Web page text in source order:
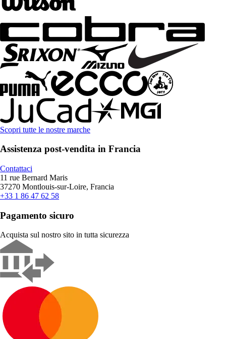
Scopri tutte le nostre marche
Assistenza post-vendita in Francia
Contattaci
11 rue Bernard Maris
37270 Montlouis-sur-Loire, Francia
+33 1 86 47 62 58
Pagamento sicuro
Acquista sul nostro sito in tutta sicurezza